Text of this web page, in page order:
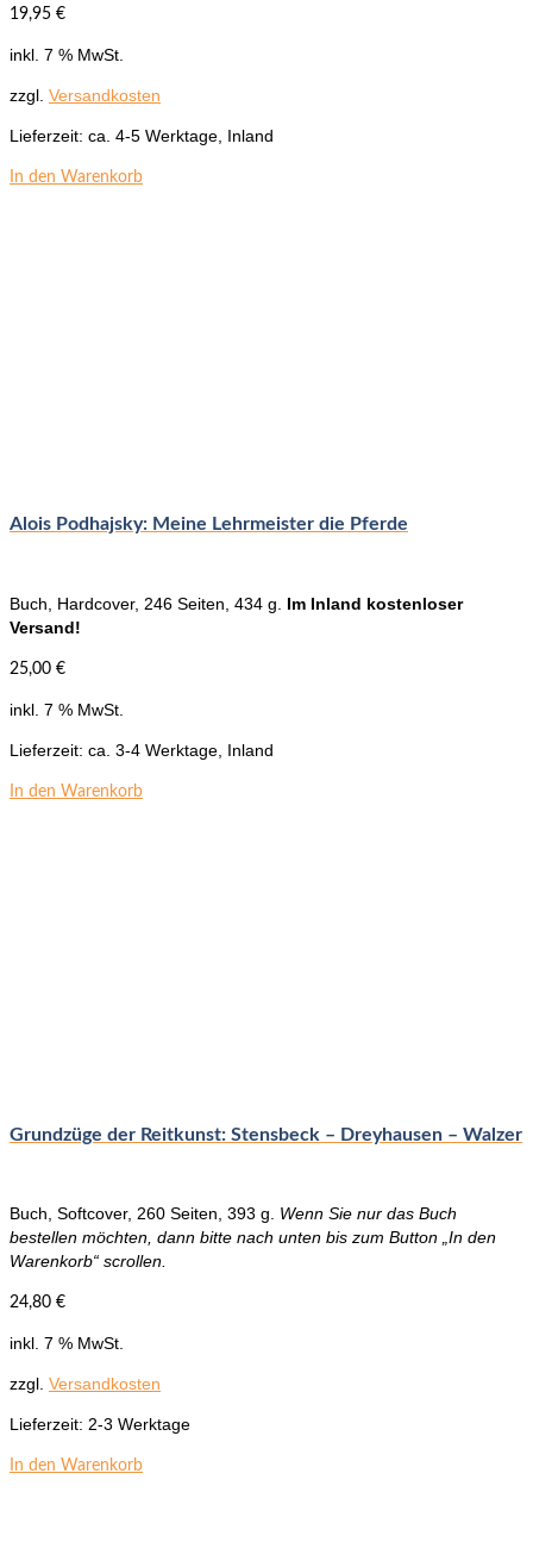
19,95 €
inkl. 7 % MwSt.
zzgl. Versandkosten
Lieferzeit: ca. 4-5 Werktage, Inland
In den Warenkorb
Alois Podhajsky: Meine Lehrmeister die Pferde
Buch, Hardcover, 246 Seiten, 434 g. Im Inland kostenloser
Versand!
25,00 €
inkl. 7 % MwSt.
Lieferzeit: ca. 3-4 Werktage, Inland
In den Warenkorb
Grundzüge der Reitkunst: Stensbeck – Dreyhausen – Walzer
Buch, Softcover, 260 Seiten, 393 g. Wenn Sie nur das Buch
bestellen möchten, dann bitte nach unten bis zum Button „In den
Warenkorb“ scrollen.
24,80 €
inkl. 7 % MwSt.
zzgl. Versandkosten
Lieferzeit: 2-3 Werktage
In den Warenkorb